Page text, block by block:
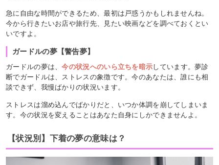
急に自由な時間ができるため、最初は戸惑うかもしれませんね。
今から行きたいお店や旅行先、見たい映画などを調べておくとい
いですよ。
ガードルの夢【警告夢】
ガードルの夢は、今の状況へのいら立ちを暗示しています。夢診
断でガードルは、ストレスの象徴です。今のあなたは、誰にも相
談できず、我慢ばかりの状況います。
ストレスは溜め込んでばかりだと、いつか体調を崩してしまいま
す。今の状況を変えることはあなた自身にしかできませんよ。
【状況別】下着の夢の意味は？